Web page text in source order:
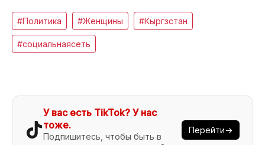
#Политика #Женщины #Кыргзстан
#социальнаясеть
У вас есть TikTok? У нас
тоже.
Подпишитесь, чтобы быть в
Перейти→